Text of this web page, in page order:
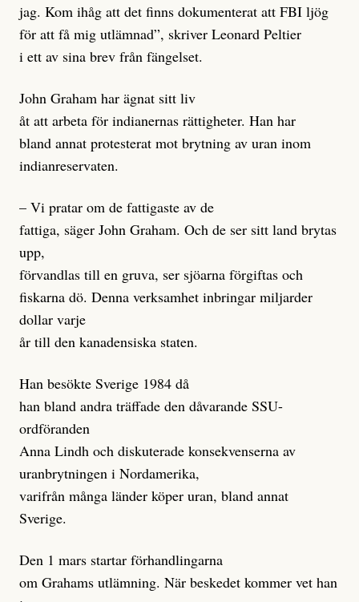
jag. Kom ihåg att det finns dokumenterat att FBI ljög
för att få mig utlämnad”, skriver Leonard Peltier
i ett av sina brev från fängelset.
John Graham har ägnat sitt liv
åt att arbeta för indianernas rättigheter. Han har
bland annat protesterat mot brytning av uran inom
indianreservaten.
– Vi pratar om de fattigaste av de
fattiga, säger John Graham. Och de ser sitt land brytas
upp,
förvandlas till en gruva, ser sjöarna förgiftas och
fiskarna dö. Denna verksamhet inbringar miljarder
dollar varje
år till den kanadensiska staten.
Han besökte Sverige 1984 då
han bland andra träffade den dåvarande SSU-
ordföranden
Anna Lindh och diskuterade konsekvenserna av
uranbrytningen i Nordamerika,
varifrån många länder köper uran, bland annat
Sverige.
Den 1 mars startar förhandlingarna
om Grahams utlämning. När beskedet kommer vet han